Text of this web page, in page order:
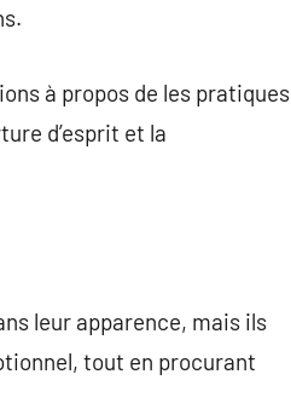
à propos de les pratiques
d’esprit et la
leur apparence, mais ils
tout en procurant